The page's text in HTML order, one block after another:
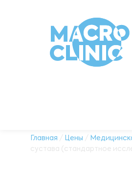
Главная / Цены /
сустава (стандартное